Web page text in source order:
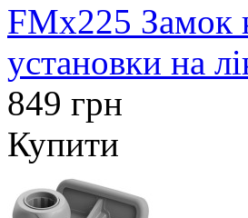
FMx225 Замок
установки на
849 грн
Купити